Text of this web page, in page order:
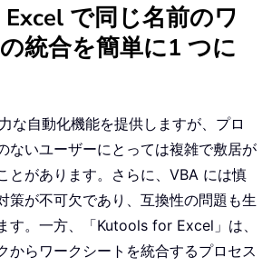
で同じ名前のワ
統合を簡単に1 つに
な自動化機能を提供しますが、プロ
ないユーザーにとっては複雑で敷居が
とがあります。さらに、VBA には慎
策が不可欠であり、互換性の問題も生
す。一方、「Kutools for Excel」は、
からワークシートを統合するプロセス